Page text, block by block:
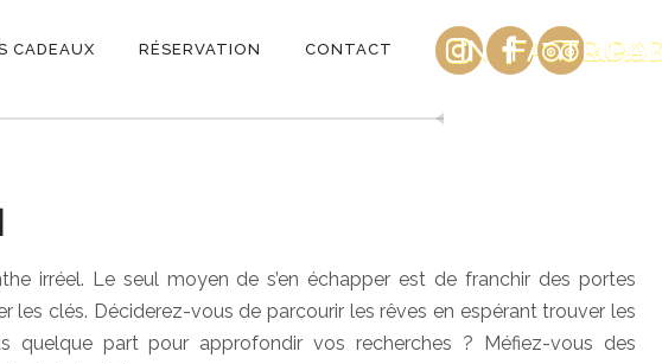
CADEAUX RÉSERVATION CONTACT INSTAGRAM
irréel. Le seul moyen de s’en échapper est de franchir des portes
les clés. Déciderez-vous de parcourir les rêves en espérant trouver les
quelque part pour approfondir vos recherches ? Méfiez-vous des